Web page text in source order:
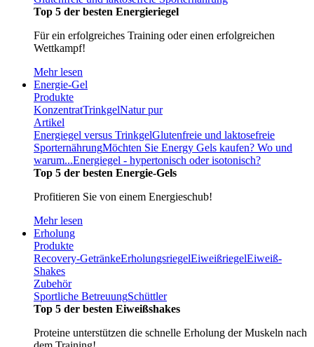
Top 5 der besten Energieriegel
Für ein erfolgreiches Training oder einen erfolgreichen
Wettkampf!
Mehr lesen
Energie-Gel
Produkte
KonzentratTrinkgelNatur pur
Artikel
Energiegel versus TrinkgelGlutenfreie und laktosefreie
SporternährungMöchten Sie Energy Gels kaufen? Wo und
warum...Energiegel - hypertonisch oder isotonisch?
Top 5 der besten Energie-Gels
Profitieren Sie von einem Energieschub!
Mehr lesen
Erholung
Produkte
Recovery-GetränkeErholungsriegelEiweißriegelEiweiß-
Shakes
Zubehör
Sportliche BetreuungSchüttler
Top 5 der besten Eiweißshakes
Proteine unterstützen die schnelle Erholung der Muskeln nach